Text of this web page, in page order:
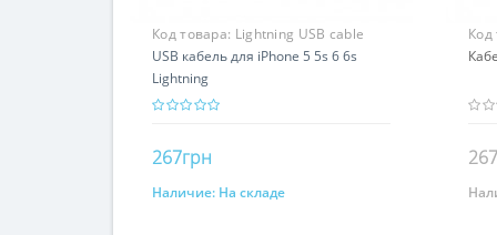
Код товара: Lightning USB cable
MD818
USB кабель для iPhone 5 5s 6 6s
Lightning
267грн
Купить
Наличие: На складе
Код